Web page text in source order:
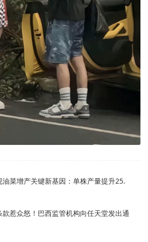
菜增产关键新基因：单株产量提升25.
惹众怒！巴西监管机构向任天堂发出通